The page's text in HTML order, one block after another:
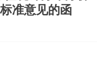
准意见的函